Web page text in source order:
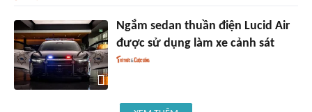
Ngắm sedan thuần điện Lucid Air
được sử dụng làm xe cảnh sát